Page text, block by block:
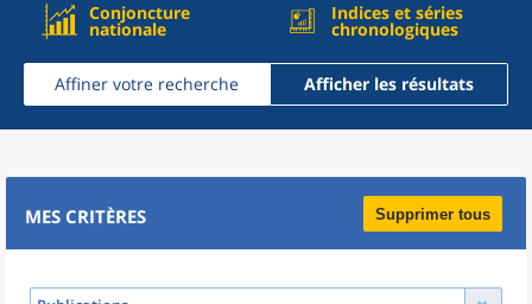
Conjoncture
nationale
Indices et séries
chronologiques
Affiner votre recherche Afficher les résultats
MES CRITÈRES Supprimer tous